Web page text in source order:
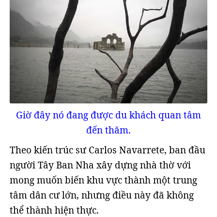
Giờ đây nó đang được du khách quan tâm
đến thăm.
Theo kiến ​​trúc sư Carlos Navarrete, ban đầu
người Tây Ban Nha xây dựng nhà thờ với
mong muốn biến khu vực thành một trung
tâm dân cư lớn, nhưng điều này đã không
thể thành hiện thực.